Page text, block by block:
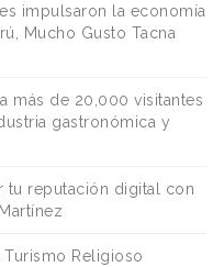
impulsaron la economía
Mucho Gusto Tacna
más de 20,000 visitantes
gastronómica y
tu reputación digital con
Turismo Religioso